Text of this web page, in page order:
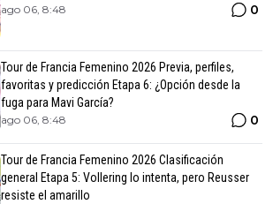
ago 06, 8:48 0
Tour de Francia Femenino 2026 Previa, perfiles,
favoritas y predicción Etapa 6: ¿Opción desde la
fuga para Mavi García?
ago 06, 8:48 0
Tour de Francia Femenino 2026 Clasificación
general Etapa 5: Vollering lo intenta, pero Reusser
resiste el amarillo